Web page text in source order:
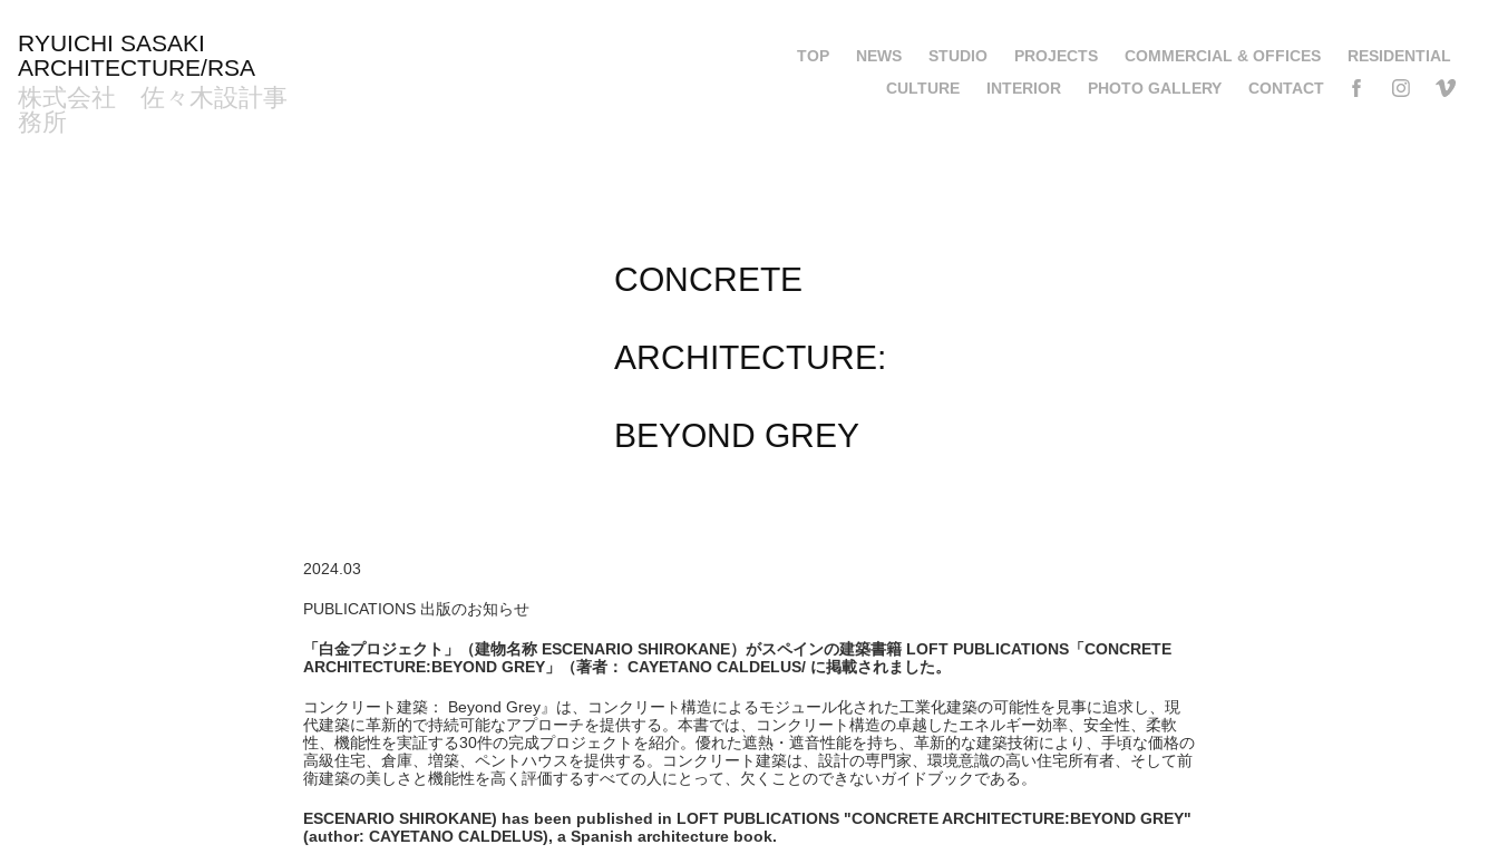
RYUICHI SASAKI
ARCHITECTURE/RSA
株式会社　佐々木設計事
務所
TOP NEWS STUDIO PROJECTS COMMERCIAL & OFFICES
RESIDENTIAL
CULTURE
INTERIOR PHOTO GALLERY CONTACT
CONCRETE
ARCHITECTURE:
BEYOND GREY
2024.03
PUBLICATIONS 出版のお知らせ
「白金プロジェクト」（建物名称 ESCENARIO SHIROKANE）がスペインの建築書籍 LOFT PUBLICATIONS「CONCRETE
ARCHITECTURE:BEYOND GREY」（著者： CAYETANO CALDELUS/ に掲載されました。
コンクリート建築： Beyond Grey』は、コンクリート構造によるモジュール化された工業化建築の可能性を見事に追求し、現
代建築に革新的で持続可能なアプローチを提供する。本書では、コンクリート構造の卓越したエネルギー効率、安全性、柔軟
性、機能性を実証する30件の完成プロジェクトを紹介。優れた遮熱・遮音性能を持ち、革新的な建築技術により、手頃な価格の
高級住宅、倉庫、増築、ペントハウスを提供する。コンクリート建築は、設計の専門家、環境意識の高い住宅所有者、そして前
衛建築の美しさと機能性を高く評価するすべての人にとって、欠くことのできないガイドブックである。
ESCENARIO SHIROKANE) has been published in LOFT PUBLICATIONS "CONCRETE ARCHITECTURE:BEYOND GREY"
(author: CAYETANO CALDELUS), a Spanish architecture book.